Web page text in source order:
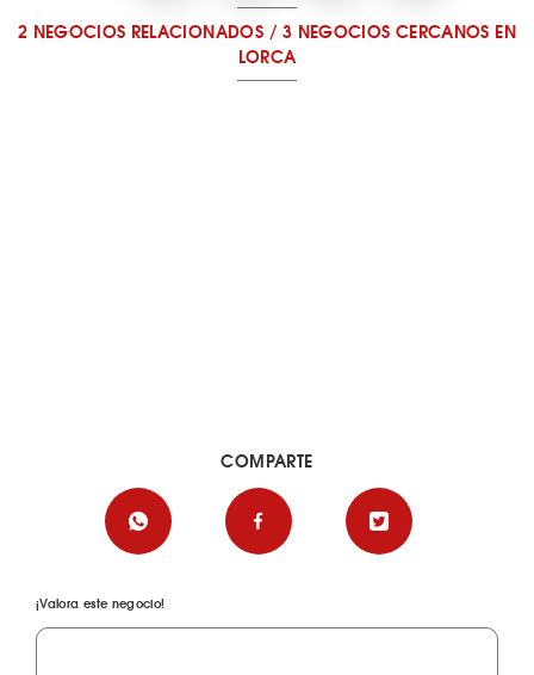
2 NEGOCIOS RELACIONADOS/3 NEGOCIOS CERCANOS EN
LORCA
¡Valora este negocio!
COMPARTE